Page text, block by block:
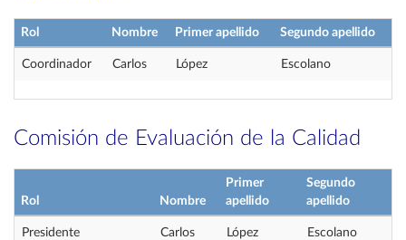
Rol Nombre Primer apellido Segundo apellido
Coordinador Carlos López Escolano
Comisión de Evaluación de la Calidad
Rol Nombre
Primer
apellido
Segundo
apellido
Presidente Carlos López Escolano